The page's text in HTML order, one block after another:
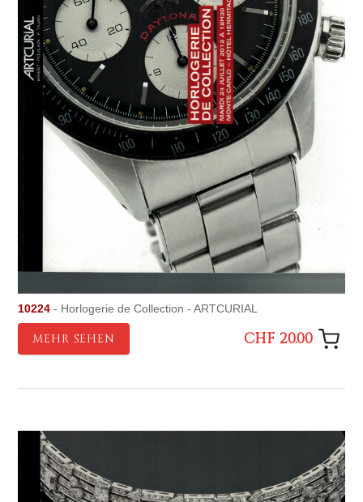
10224 - Horlogerie de Collection - ARTCURIAL
MEHR SEHEN CHF 20.00